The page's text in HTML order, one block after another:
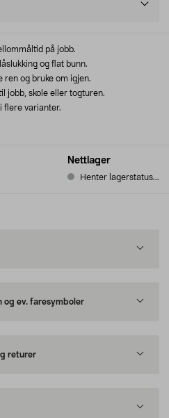
Nettlager
Henter lagerstatus...
på jobb.
og flat bunn.
ren og bruke om igjen.
jobb, skole eller togturen.
flere varianter.
og ev. faresymboler
returer